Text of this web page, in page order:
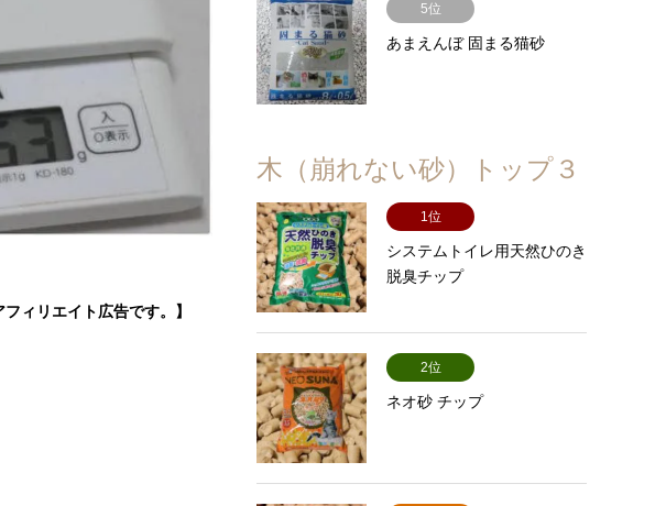
ィリエイト広告です。】
5位
あまえんぼ 固まる猫砂
木（崩れない砂）トップ３
1位
システムトイレ用天然ひのき
脱臭チップ
2位
ネオ砂 チップ